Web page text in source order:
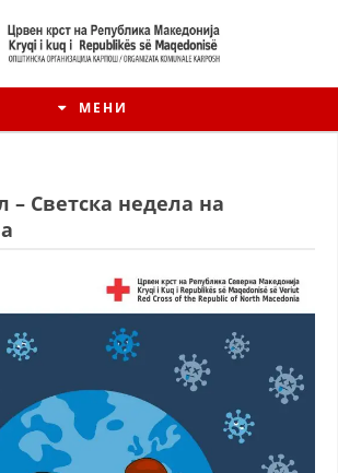
МЕНИ
– Светска недела на